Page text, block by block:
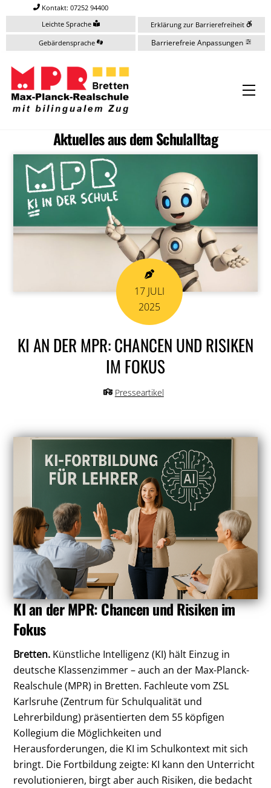
content
Kontakt: 07252 94400
Leichte Sprache
Gebärdensprache
Erklärung zur Barrierefreiheit
Barrierefreie Anpassungen
Aktuelles aus dem Schulalltag
17 JULI
2025
KI AN DER MPR: CHANCEN UND RISIKEN
IM FOKUS
Presseartikel
KI an der MPR: Chancen und Risiken im
Fokus
Bretten. Künstliche Intelligenz (KI) hält Einzug in
deutsche Klassenzimmer – auch an der Max-Planck-
Realschule (MPR) in Bretten. Fachleute vom ZSL
Karlsruhe (Zentrum für Schulqualität und
Lehrerbildung) präsentierten dem 55 köpfigen
Kollegium die Möglichkeiten und
Herausforderungen, die KI im Schulkontext mit sich
bringt. Die Fortbildung zeigte: KI kann den Unterricht
revolutionieren, birgt aber auch Risiken, die bedacht